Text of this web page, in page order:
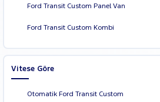
Ford Transit Custom Panel Van
Ford Transit Custom Kombi
Vitese Göre
Otomatik Ford Transit Custom